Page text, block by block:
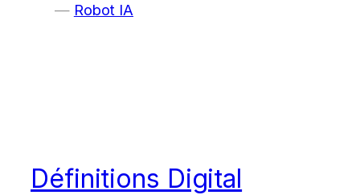
Robot IA
Définitions Digital